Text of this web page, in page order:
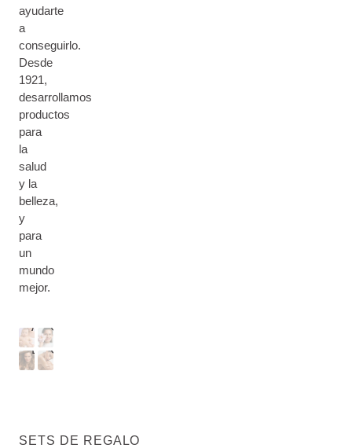
ayudarte
a
conseguirlo.
Desde
1921,
desarrollamos
productos
para
la
salud
y la
belleza,
y
para
un
mundo
mejor.
B
B
A
Á
O
S
I
N
O
D
C
P
O
SETS DE REGALO